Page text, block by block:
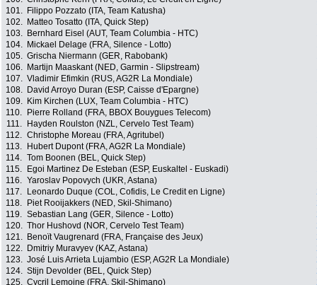
101.
Filippo Pozzato (ITA, Team Katusha)
102.
Matteo Tosatto (ITA, Quick Step)
103.
Bernhard Eisel (AUT, Team Columbia - HTC)
104.
Mickael Delage (FRA, Silence - Lotto)
105. Grischa Niermann (GER, Rabobank)
106.
Martijn Maaskant (NED, Garmin - Slipstream)
107. Vladimir Efimkin (RUS, AG2R La Mondiale)
108.
David Arroyo Duran (ESP, Caisse d'Epargne)
109.
Kim Kirchen (LUX, Team Columbia - HTC)
110.
Pierre Rolland (FRA, BBOX Bouygues Telecom)
111.
Hayden Roulston (NZL, Cervelo Test Team)
112. Christophe Moreau (FRA, Agritubel)
113.
Hubert Dupont (FRA, AG2R La Mondiale)
114. Tom Boonen (BEL, Quick Step)
115.
Egoi Martinez De Esteban (ESP, Euskaltel - Euskadi)
116. Yaroslav Popovych (UKR, Astana)
117.
Leonardo Duque (COL, Cofidis, Le Credit en Ligne)
118.
Piet Rooijakkers (NED, Skil-Shimano)
119. Sebastian Lang (GER, Silence - Lotto)
120. Thor Hushovd (NOR, Cervelo Test Team)
121.
Benoït Vaugrenard (FRA, Française des Jeux)
122.
Dmitriy Muravyev (KAZ, Astana)
123. José Luis Arrieta Lujambio (ESP, AG2R La Mondiale)
124. Stijn Devolder (BEL, Quick Step)
125. Cycril Lemoine (FRA, Skil-Shimano)